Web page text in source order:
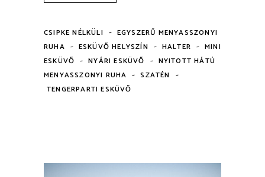
CSIPKE NÉLKÜLI - EGYSZERŰ MENYASSZONYI
RUHA - ESKÜVŐ HELYSZÍN - HALTER - MINI
ESKÜVŐ - NYÁRI ESKÜVŐ - NYITOTT HÁTÚ
MENYASSZONYI RUHA - SZATÉN -
TENGERPARTI ESKÜVŐ